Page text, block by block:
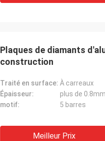
Plaques de diamants
construction
Traité en surface: À carreaux
Épaisseur:
plus de 0.8mm
motif:
5 barres
Meilleur Prix